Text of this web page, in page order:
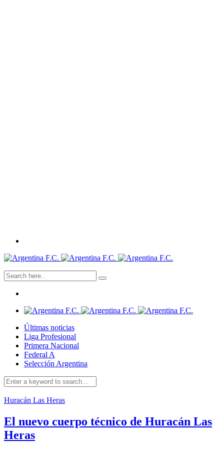
Últimas noticias
Liga Profesional
Primera Nacional
Federal A
Selección Argentina
Huracán Las Heras
El nuevo cuerpo técnico de Huracán Las
Heras